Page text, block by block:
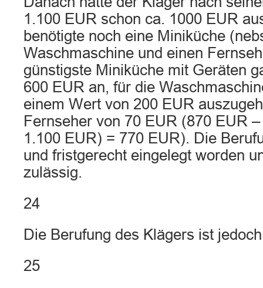
1.100 EUR schon ca. 1000 EUR
benötigte noch eine Miniküche
Waschmaschine und einen
günstigste Miniküche mit Geräten
600 EUR an, für die
einem Wert von 200 EUR
Fernseher von 70 EUR (870 EUR
1.100 EUR) = 770 EUR). Die
und fristgerecht eingelegt worden
zulässig.
24
Die Berufung des Klägers ist
25